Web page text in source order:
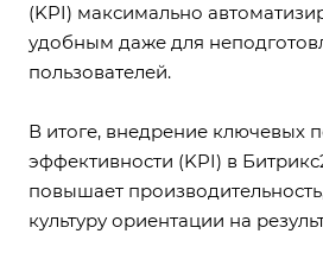
(KPI) максимально
удобным даже для
пользователей.
В итоге, внедрение ключевых
эффективности (KPI) в
повышает
культуру ориентации на